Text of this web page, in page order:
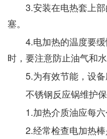
3.安装在电热套上部
塞。
4.电加热的温度要缓
时，要注意防止油气和水
5.为有效节能，设备
不锈钢反应锅维护保
1.加热介质油应每六
2.经常检查电加热棒